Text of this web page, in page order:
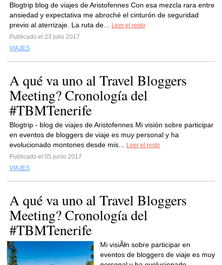
Blogtrip blog de viajes de Aristofennes Con esa mezcla rara entre
ansiedad y expectativa me abroché el cinturón de seguridad
previo al aterrizaje. La ruta de...
Leer el resto
Publicado el 23 julio 2017
VIAJES
A qué va uno al Travel Bloggers
Meeting? Cronología del
#TBMTenerife
Blogtrip - blog de viajes de Aristofennes Mi visión sobre participar
en eventos de bloggers de viaje es muy personal y ha
evolucionado montones desde mis...
Leer el resto
Publicado el 05 junio 2017
VIAJES
A qué va uno al Travel Bloggers
Meeting? Cronología del
#TBMTenerife
Mi visiĂłn sobre participar en
eventos de bloggers de viaje es muy